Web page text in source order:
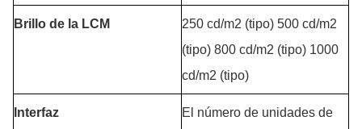
Brillo de la LCM
250 cd/m2 (tipo) 500 cd/m2
(tipo) 800 cd/m2 (tipo) 1000
cd/m2 (tipo)
Interfaz
El número de unidades de